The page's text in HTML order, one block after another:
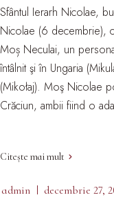
Sfântul Ierarh Nicolae,
Nicolae (6 decembrie),
Moș Neculai, un
întâlnit şi în Ungaria
(Mikołaj). Moş Nicolae
Crăciun, ambii fiind o
Citește mai mult
admin decembrie 27,